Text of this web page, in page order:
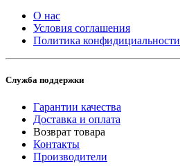
О нас
Условия соглашения
Политика конфидициальности
Служба поддержки
Гарантии качества
Доставка и оплата
Возврат товара
Контакты
Производители